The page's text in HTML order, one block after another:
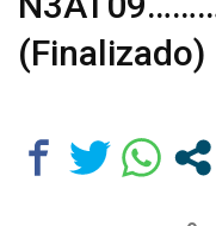
(Finalizado)